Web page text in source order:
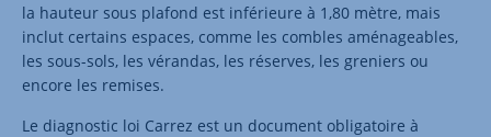
la hauteur sous plafond est inférieure à 1,80 mètre, mais
inclut certains espaces, comme les combles aménageables,
les sous-sols, les vérandas, les réserves, les greniers ou
encore les remises.
Le diagnostic loi Carrez est un document obligatoire à